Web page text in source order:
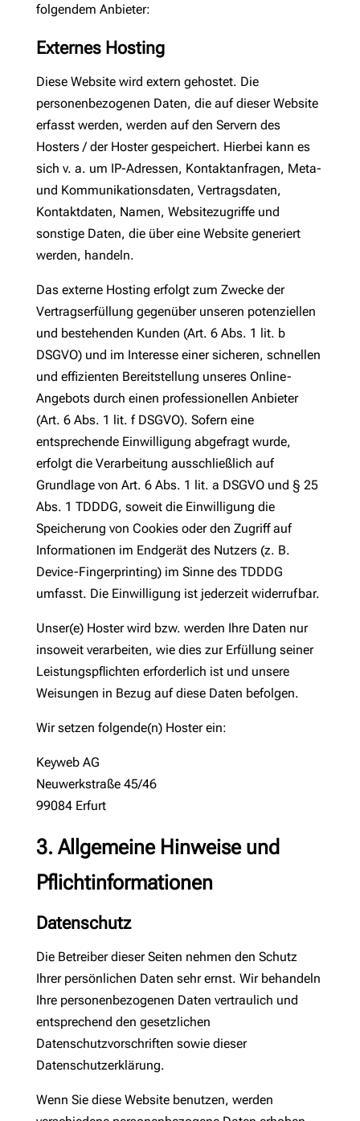
folgendem Anbieter:
Externes Hosting
Diese Website wird extern gehostet. Die
personenbezogenen Daten, die auf dieser Website
erfasst werden, werden auf den Servern des
Hosters / der Hoster gespeichert. Hierbei kann es
sich v. a. um IP-Adressen, Kontaktanfragen, Meta-
und Kommunikationsdaten, Vertragsdaten,
Kontaktdaten, Namen, Websitezugriffe und
sonstige Daten, die über eine Website generiert
werden, handeln.
Das externe Hosting erfolgt zum Zwecke der
Vertragserfüllung gegenüber unseren potenziellen
und bestehenden Kunden (Art. 6 Abs. 1 lit. b
DSGVO) und im Interesse einer sicheren, schnellen
und effizienten Bereitstellung unseres Online-
Angebots durch einen professionellen Anbieter
(Art. 6 Abs. 1 lit. f DSGVO). Sofern eine
entsprechende Einwilligung abgefragt wurde,
erfolgt die Verarbeitung ausschließlich auf
Grundlage von Art. 6 Abs. 1 lit. a DSGVO und § 25
Abs. 1 TDDDG, soweit die Einwilligung die
Speicherung von Cookies oder den Zugriff auf
Informationen im Endgerät des Nutzers (z. B.
Device-Fingerprinting) im Sinne des TDDDG
umfasst. Die Einwilligung ist jederzeit widerrufbar.
Unser(e) Hoster wird bzw. werden Ihre Daten nur
insoweit verarbeiten, wie dies zur Erfüllung seiner
Leistungspflichten erforderlich ist und unsere
Weisungen in Bezug auf diese Daten befolgen.
Wir setzen folgende(n) Hoster ein:
Keyweb AG
Neuwerkstraße 45/46
99084 Erfurt
3. Allgemeine Hinweise und
Pflicht­informationen
Datenschutz
Die Betreiber dieser Seiten nehmen den Schutz
Ihrer persönlichen Daten sehr ernst. Wir behandeln
Ihre personenbezogenen Daten vertraulich und
entsprechend den gesetzlichen
Datenschutzvorschriften sowie dieser
Datenschutzerklärung.
Wenn Sie diese Website benutzen, werden